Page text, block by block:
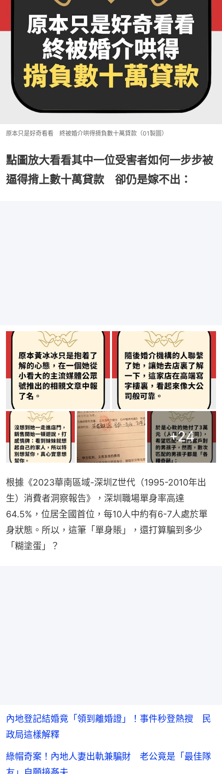
原本只是好奇看看 終被婚介哄得揹負數十萬貸款（01製圖）
點圖放大看看其中一位受害者如何一步步被
逼得揹上數十萬貸款 卻仍是嫁不出：
+24
根據《2023華南區域-深圳Z世代（1995-2010年出
生）消費者洞察報告》，深圳職場單身率高達
64.5%，位居全國首位，每10人中約有6-7人處於單
身狀態。所以，這筆「單身賬」，還打算騙到多少
「糊塗蛋」？
內地登記結婚竟「領到離婚證」！事件秒登熱搜 民
政局這樣解釋
綠帽奇案！內地人妻出軌兼騙財 老公竟是「最佳隊